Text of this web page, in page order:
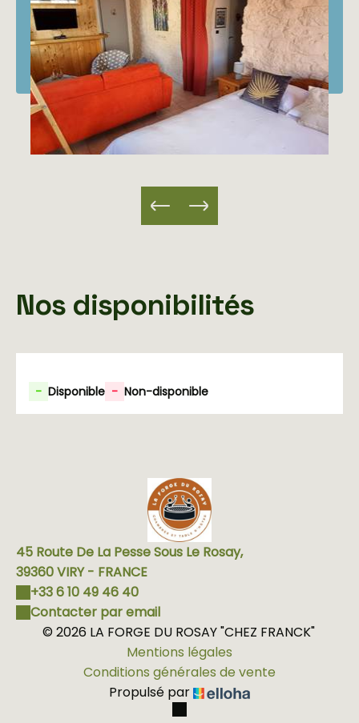
Nos disponibilités
- Disponible - Non-disponible
45 Route De La Pesse Sous Le Rosay,
39360 VIRY - FRANCE
+33 6 10 49 46 40
Contacter par email
© 2026 LA FORGE DU ROSAY "CHEZ FRANCK"
Mentions légales
Conditions générales de vente
Propulsé par